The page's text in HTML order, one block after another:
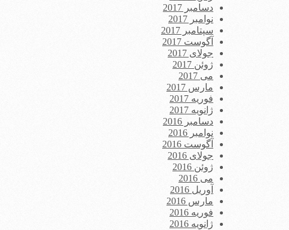
دسامبر 2017
نوامبر 2017
سپتامبر 2017
آگوست 2017
جولای 2017
ژوئن 2017
می 2017
مارس 2017
فوریه 2017
ژانویه 2017
دسامبر 2016
نوامبر 2016
آگوست 2016
جولای 2016
ژوئن 2016
می 2016
آوریل 2016
مارس 2016
فوریه 2016
ژانویه 2016